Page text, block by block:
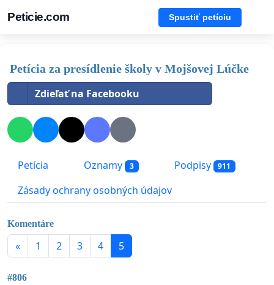
Peticie.com Spustiť petíciu
Petícia za presídlenie školy v Mojšovej Lúčke
Zdieľať na Facebooku
Petícia Oznamy 3 Podpisy 911
Zásady ochrany osobných údajov
Komentáre
« 1 2 3 4 5
#806